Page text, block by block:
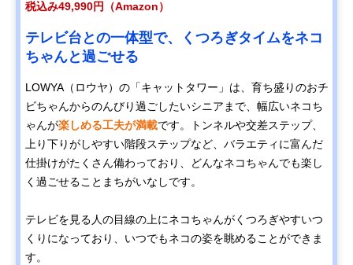
税込み49,990円（Amazon）
テレビ台との一体型で、くつろぎタイムをネコ
ちゃんと過ごせる
LOWYA（ロウヤ）の「キャットタワー」は、育ち盛りのおチ
ビちゃんからのんびり過ごしたいシニアまで、幅広いネコち
ゃんが楽しめる工夫が満載です。トンネルや交差ステップ、
上り下りがしやすい階段ステップなど、バラエティに富んだ
仕掛けがたくさん備わっており、どんなネコちゃんでも楽し
く過ごせることまちがいなしです。
テレビを見る人の目線の上にネコちゃんがくつろぎやすいつ
くりになっており、いつでもネコの姿を眺めることができま
す。